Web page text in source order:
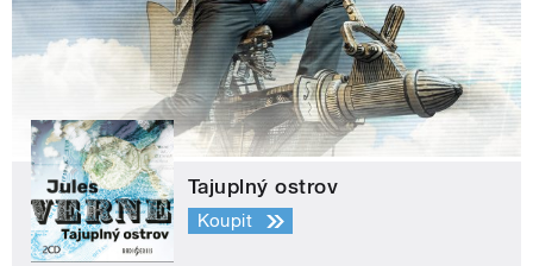
Tajuplný ostrov
Koupit